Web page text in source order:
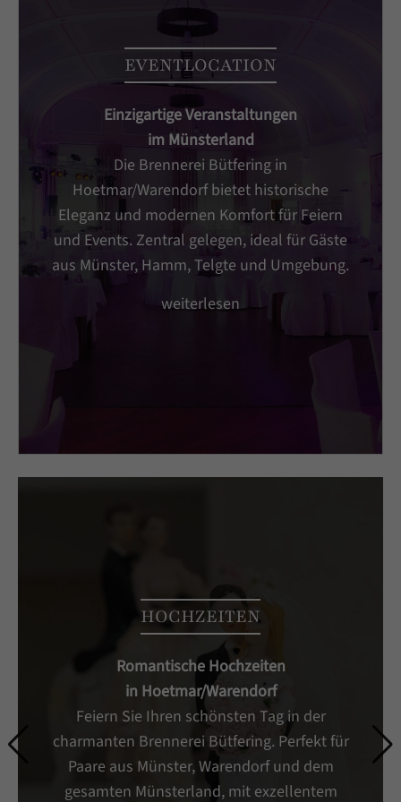
Drop us a line
info@yourdomain.com
About us
Lorem ipsum dolor sit amet, consectetuer
adipiscing elit.
Aenean commodo ligula eget dolor. Aenean
massa. Cum sociis natoque penatibus et magnis
dis parturient montes, nascetur ridiculus mus.
Donec quam felis, ultricies nec.
EVENTLOCATION
Einzigartige Veranstaltungen
im Münsterland
Die Brennerei Bütfering in
Hoetmar/Warendorf bietet historische
Eleganz und modernen Komfort für Feiern
und Events. Zentral gelegen, ideal für Gäste
aus Münster, Hamm, Telgte und Umgebung.
weiterlesen
HOCHZEITEN
Romantische Hochzeiten
in Hoetmar/Warendorf
Feiern Sie Ihren schönsten Tag in der
charmanten Brennerei Bütfering. Perfekt für
Paare aus Münster, Warendorf und dem
gesamten Münsterland, mit exzellentem